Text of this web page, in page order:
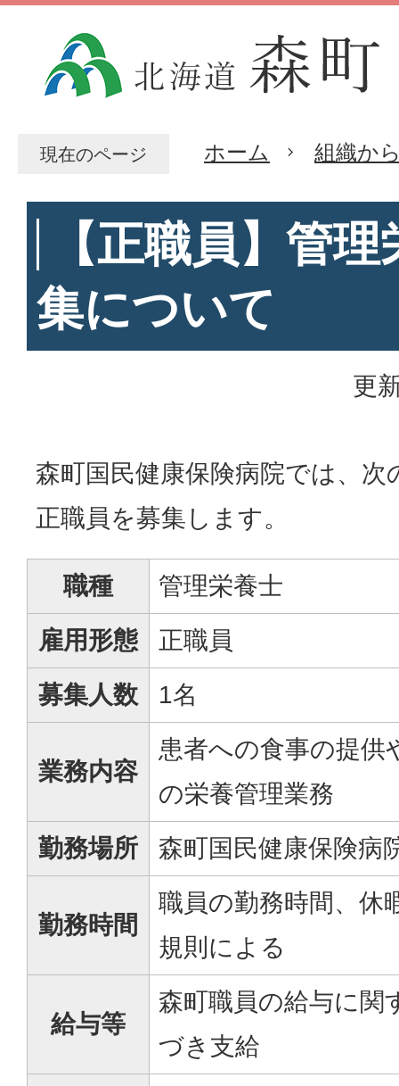
現在のページ ホーム 組織か
【正職員】管
集について
更
森町国民健康保険病院では、次
正職員を募集します。
職種
管理栄養士
雇用形態
正職員
募集人数
1名
業務内容
患者への食事の提供
の栄養管理業務
勤務場所
森町国民健康保険病
勤務時間
職員の勤務時間、休
規則による
給与等
森町職員の給与に関
づき支給